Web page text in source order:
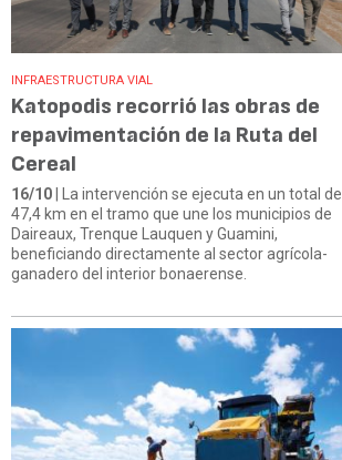
INFRAESTRUCTURA VIAL
Katopodis recorrió las obras de
repavimentación de la Ruta del
Cereal
16/10 | La intervención se ejecuta en un total de
47,4 km en el tramo que une los municipios de
Daireaux, Trenque Lauquen y Guamini,
beneficiando directamente al sector agrícola-
ganadero del interior bonaerense.